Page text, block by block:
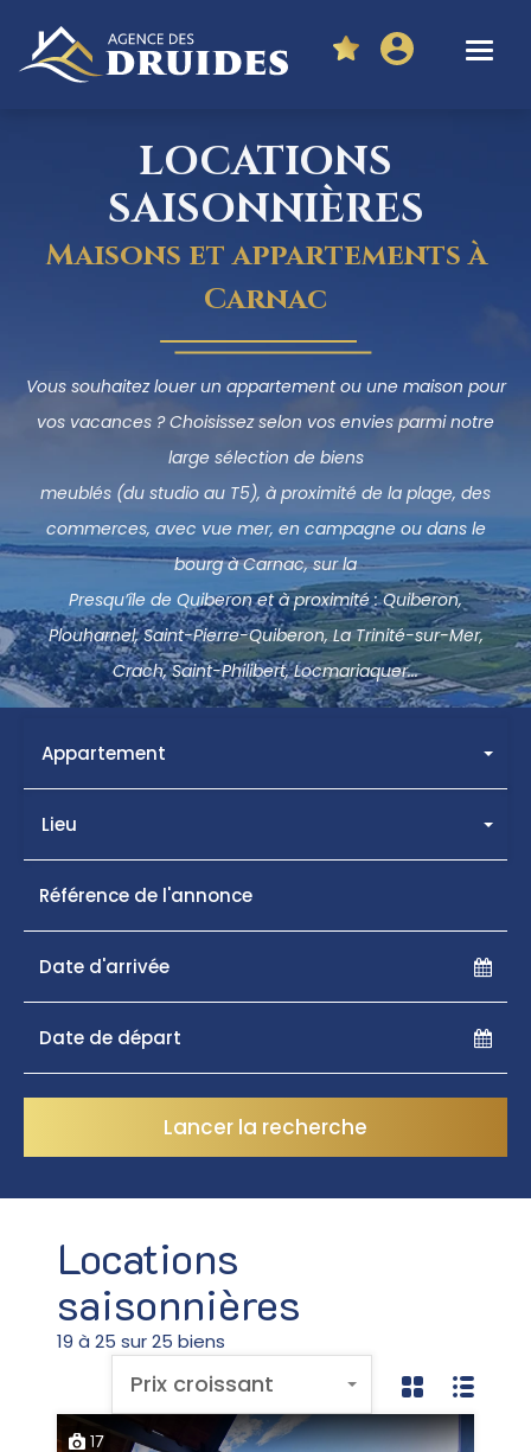
LOCATIONS
SAISONNIÈRES
Maisons et appartements à
Carnac
Vous souhaitez louer un appartement ou une maison pour
vos vacances ? Choisissez selon vos envies parmi notre
large sélection de biens
meublés (du studio au T5), à proximité de la plage, des
commerces, avec vue mer, en campagne ou dans le
bourg à Carnac, sur la
Presqu’île de Quiberon et à proximité : Quiberon,
Plouharnel, Saint-Pierre-Quiberon, La Trinité-sur-Mer,
Crach, Saint-Philibert, Locmariaquer...
Appartement
Lieu
Lancer la recherche
Locations
saisonnières
19 à 25 sur 25 biens
Prix croissant
17